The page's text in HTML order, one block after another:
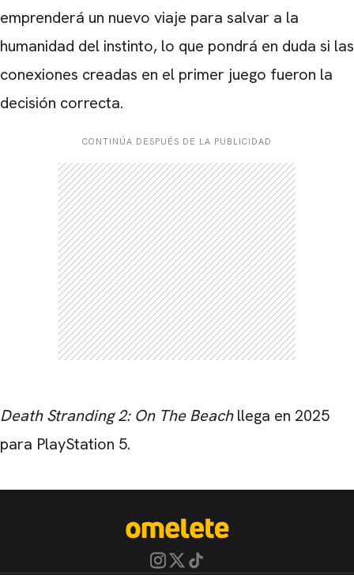
emprenderá un nuevo viaje para salvar a la
humanidad del instinto, lo que pondrá en duda si las
conexiones creadas en el primer juego fueron la
decisión correcta.
CONTINÚA DESPUÉS DE LA PUBLICIDAD
Death Stranding 2: On The Beach llega en 2025
para PlayStation 5.